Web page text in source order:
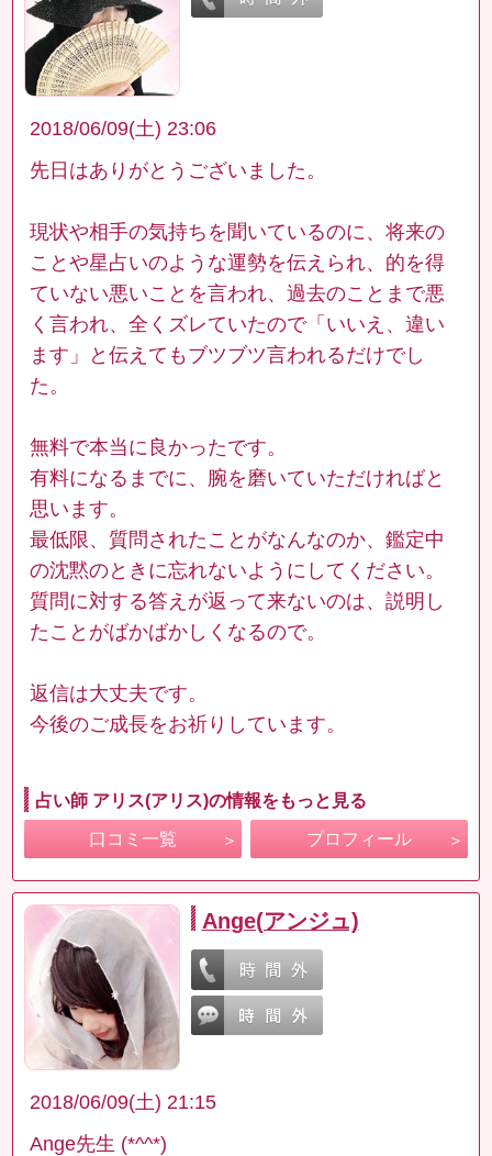
2018/06/09(土) 23:06
先日はありがとうございました。
現状や相手の気持ちを聞いているのに、将来の
ことや星占いのような運勢を伝えられ、的を得
ていない悪いことを言われ、過去のことまで悪
く言われ、全くズレていたので「いいえ、違い
ます」と伝えてもブツブツ言われるだけでし
た。
無料で本当に良かったです。
有料になるまでに、腕を磨いていただければと
思います。
最低限、質問されたことがなんなのか、鑑定中
の沈黙のときに忘れないようにしてください。
質問に対する答えが返って来ないのは、説明し
たことがばかばかしくなるので。
返信は大丈夫です。
今後のご成長をお祈りしています。
占い師 アリス(アリス)の情報をもっと見る
口コミ一覧 プロフィール
Ange(アンジュ)
2018/06/09(土) 21:15
Ange先生 (*^^*)